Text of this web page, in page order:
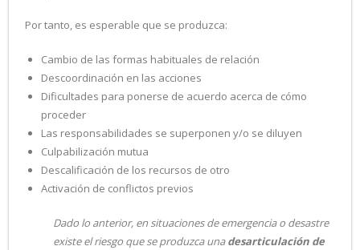
Por tanto, es esperable que se produzca:
Cambio de las formas habituales de relación
Descoordinación en las acciones
Dificultades para ponerse de acuerdo acerca de cómo
proceder
Las responsabilidades se superponen y/o se diluyen
Culpabilización mutua
Descalificación de los recursos de otro
Activación de conflictos previos
Dado lo anterior, en situaciones de emergencia o desastre
existe el riesgo que se produzca unadesarticulación de